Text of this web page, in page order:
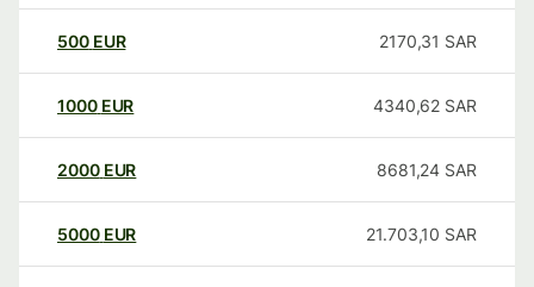
500 EUR 2170,31 SAR
1000 EUR 4340,62 SAR
2000 EUR 8681,24 SAR
5000 EUR 21.703,10 SAR